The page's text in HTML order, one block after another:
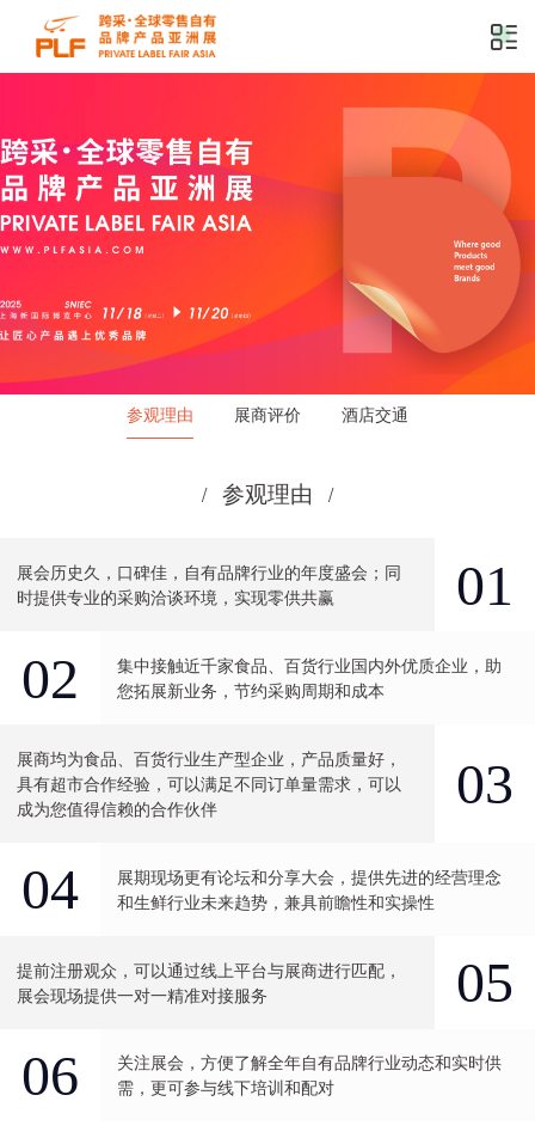
参观理由 展商评价 酒店交通
/ 参观理由 /
展会历史久，口碑佳，自有品牌行业的年度盛会；同
时提供专业的采购洽谈环境，实现零供共赢
01
02
集中接触近千家食品、百货行业国内外优质企业，助
您拓展新业务，节约采购周期和成本
展商均为食品、百货行业生产型企业，产品质量好，
具有超市合作经验，可以满足不同订单量需求，可以
成为您值得信赖的合作伙伴
03
04
展期现场更有论坛和分享大会，提供先进的经营理念
和生鲜行业未来趋势，兼具前瞻性和实操性
提前注册观众，可以通过线上平台与展商进行匹配，
展会现场提供一对一精准对接服务
05
06
关注展会，方便了解全年自有品牌行业动态和实时供
需，更可参与线下培训和配对